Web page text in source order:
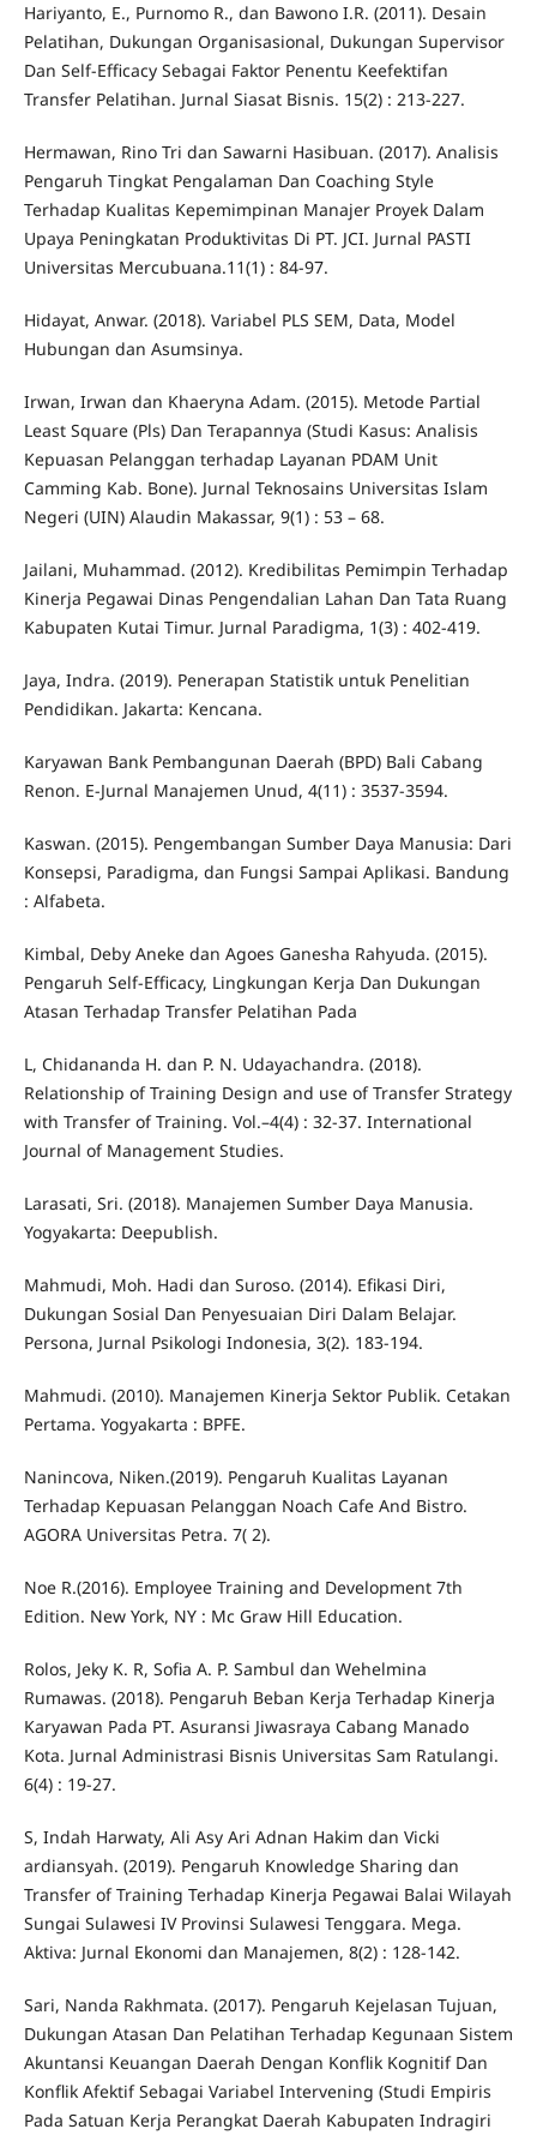
Hariyanto, E., Purnomo R., dan Bawono I.R. (2011). Desain
Pelatihan, Dukungan Organisasional, Dukungan Supervisor
Dan Self-Efficacy Sebagai Faktor Penentu Keefektifan
Transfer Pelatihan. Jurnal Siasat Bisnis. 15(2) : 213-227.
Hermawan, Rino Tri dan Sawarni Hasibuan. (2017). Analisis
Pengaruh Tingkat Pengalaman Dan Coaching Style
Terhadap Kualitas Kepemimpinan Manajer Proyek Dalam
Upaya Peningkatan Produktivitas Di PT. JCI. Jurnal PASTI
Universitas Mercubuana.11(1) : 84-97.
Hidayat, Anwar. (2018). Variabel PLS SEM, Data, Model
Hubungan dan Asumsinya.
Irwan, Irwan dan Khaeryna Adam. (2015). Metode Partial
Least Square (Pls) Dan Terapannya (Studi Kasus: Analisis
Kepuasan Pelanggan terhadap Layanan PDAM Unit
Camming Kab. Bone). Jurnal Teknosains Universitas Islam
Negeri (UIN) Alaudin Makassar, 9(1) : 53 – 68.
Jailani, Muhammad. (2012). Kredibilitas Pemimpin Terhadap
Kinerja Pegawai Dinas Pengendalian Lahan Dan Tata Ruang
Kabupaten Kutai Timur. Jurnal Paradigma, 1(3) : 402-419.
Jaya, Indra. (2019). Penerapan Statistik untuk Penelitian
Pendidikan. Jakarta: Kencana.
Karyawan Bank Pembangunan Daerah (BPD) Bali Cabang
Renon. E-Jurnal Manajemen Unud, 4(11) : 3537-3594.
Kaswan. (2015). Pengembangan Sumber Daya Manusia: Dari
Konsepsi, Paradigma, dan Fungsi Sampai Aplikasi. Bandung
: Alfabeta.
Kimbal, Deby Aneke dan Agoes Ganesha Rahyuda. (2015).
Pengaruh Self-Efficacy, Lingkungan Kerja Dan Dukungan
Atasan Terhadap Transfer Pelatihan Pada
L, Chidananda H. dan P. N. Udayachandra. (2018).
Relationship of Training Design and use of Transfer Strategy
with Transfer of Training. Vol.–4(4) : 32-37. International
Journal of Management Studies.
Larasati, Sri. (2018). Manajemen Sumber Daya Manusia.
Yogyakarta: Deepublish.
Mahmudi, Moh. Hadi dan Suroso. (2014). Efikasi Diri,
Dukungan Sosial Dan Penyesuaian Diri Dalam Belajar.
Persona, Jurnal Psikologi Indonesia, 3(2). 183-194.
Mahmudi. (2010). Manajemen Kinerja Sektor Publik. Cetakan
Pertama. Yogyakarta : BPFE.
Nanincova, Niken.(2019). Pengaruh Kualitas Layanan
Terhadap Kepuasan Pelanggan Noach Cafe And Bistro.
AGORA Universitas Petra. 7( 2).
Noe R.(2016). Employee Training and Development 7th
Edition. New York, NY : Mc Graw Hill Education.
Rolos, Jeky K. R, Sofia A. P. Sambul dan Wehelmina
Rumawas. (2018). Pengaruh Beban Kerja Terhadap Kinerja
Karyawan Pada PT. Asuransi Jiwasraya Cabang Manado
Kota. Jurnal Administrasi Bisnis Universitas Sam Ratulangi.
6(4) : 19-27.
S, Indah Harwaty, Ali Asy Ari Adnan Hakim dan Vicki
ardiansyah. (2019). Pengaruh Knowledge Sharing dan
Transfer of Training Terhadap Kinerja Pegawai Balai Wilayah
Sungai Sulawesi IV Provinsi Sulawesi Tenggara. Mega.
Aktiva: Jurnal Ekonomi dan Manajemen, 8(2) : 128-142.
Sari, Nanda Rakhmata. (2017). Pengaruh Kejelasan Tujuan,
Dukungan Atasan Dan Pelatihan Terhadap Kegunaan Sistem
Akuntansi Keuangan Daerah Dengan Konflik Kognitif Dan
Konflik Afektif Sebagai Variabel Intervening (Studi Empiris
Pada Satuan Kerja Perangkat Daerah Kabupaten Indragiri